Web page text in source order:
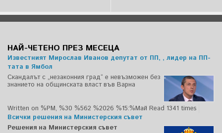
НАЙ-ЧЕТЕНО ПРЕЗ МЕСЕЦА
Известният Мирослав Иванов депутат от ПП, , лидер на ПП-
тата в Ямбол
Скандалът с „незаконния град“ е невъзможен без
знанието на общинската власт във Варна
Written on %PM, %30 %562 %2026 %15:%Май Read 1341 times
Всички решения на Министерския съвет
Решения на Министерския съвет